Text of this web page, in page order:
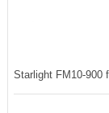
Starlight FM10-900